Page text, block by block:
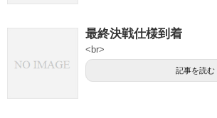
最終決戦仕様到着
<br>
記事を読む